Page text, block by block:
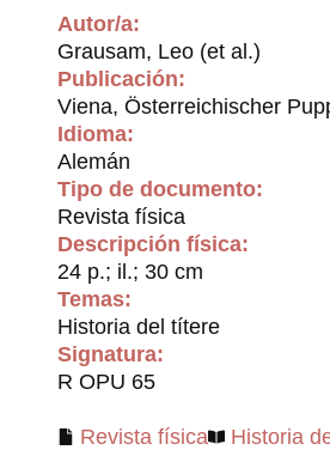
Autor/a:
Grausam, Leo (et al.)
Publicación:
Viena, Österreichischer
Idioma:
Alemán
Tipo de documento:
Revista física
Descripción física:
24 p.; il.; 30 cm
Temas:
Historia del títere
Signatura:
R OPU 65
Revista física Historia